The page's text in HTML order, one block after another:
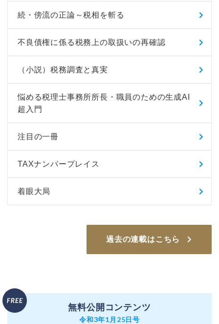
続・傍流の正論～税相を斬る
不良債権に係る税務上の取扱いの再確認
（小説）税務調査と真実
悩める税理士事務所所長・職員のための生成AI
超入門
注目の一冊
TAXナンバープレイス
着眼大局
過去の連載はこちら
無料公開コンテンツ
令和3年1月25日号